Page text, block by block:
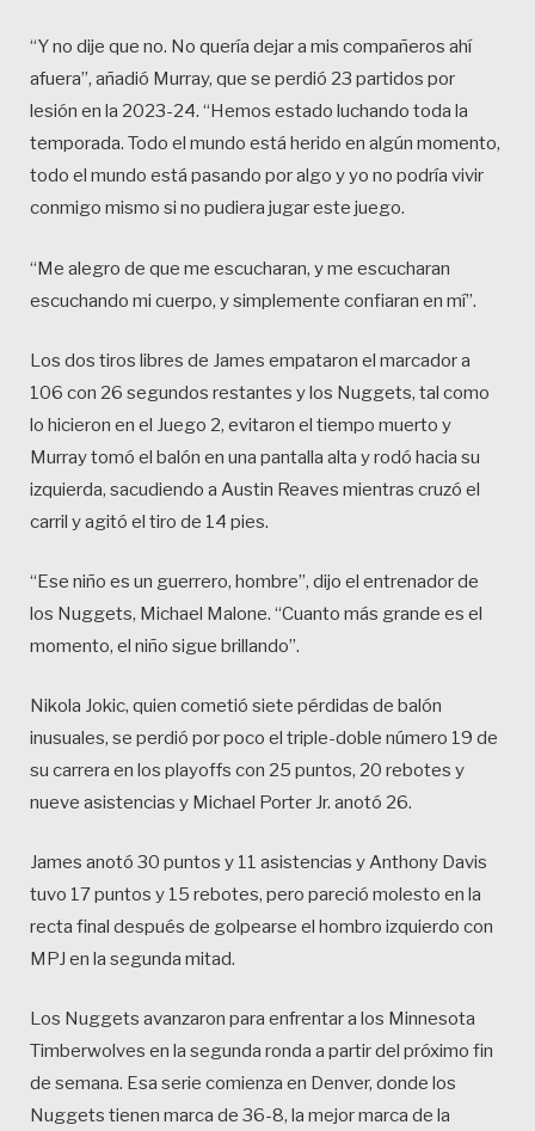
“Y no dije que no. No quería dejar a mis compañeros ahí
afuera”, añadió Murray, que se perdió 23 partidos por
lesión en la 2023-24. “Hemos estado luchando toda la
temporada. Todo el mundo está herido en algún momento,
todo el mundo está pasando por algo y yo no podría vivir
conmigo mismo si no pudiera jugar este juego.
“Me alegro de que me escucharan, y me escucharan
escuchando mi cuerpo, y simplemente confiaran en mí”.
Los dos tiros libres de James empataron el marcador a
106 con 26 segundos restantes y los Nuggets, tal como
lo hicieron en el Juego 2, evitaron el tiempo muerto y
Murray tomó el balón en una pantalla alta y rodó hacia su
izquierda, sacudiendo a Austin Reaves mientras cruzó el
carril y agitó el tiro de 14 pies.
“Ese niño es un guerrero, hombre”, dijo el entrenador de
los Nuggets, Michael Malone. “Cuanto más grande es el
momento, el niño sigue brillando”.
Nikola Jokic, quien cometió siete pérdidas de balón
inusuales, se perdió por poco el triple-doble número 19 de
su carrera en los playoffs con 25 puntos, 20 rebotes y
nueve asistencias y Michael Porter Jr. anotó 26.
James anotó 30 puntos y 11 asistencias y Anthony Davis
tuvo 17 puntos y 15 rebotes, pero pareció molesto en la
recta final después de golpearse el hombro izquierdo con
MPJ en la segunda mitad.
Los Nuggets avanzaron para enfrentar a los Minnesota
Timberwolves en la segunda ronda a partir del próximo fin
de semana. Esa serie comienza en Denver, donde los
Nuggets tienen marca de 36-8, la mejor marca de la